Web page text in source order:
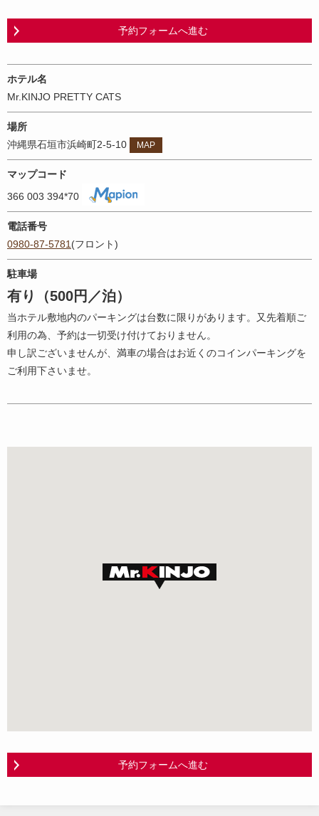
予約フォームへ進む
ホテル名
Mr.KINJO PRETTY CATS
場所
沖縄県石垣市浜崎町2-5-10
MAP
マップコード
366 003 394*70
電話番号
0980-87-5781 (フロント)
駐車場
有り（500円／泊）
当ホテル敷地内のパーキングは台数に限りがあります。又先着順ご
利用の為、予約は一切受け付けておりません。
申し訳ございませんが、満車の場合はお近くのコインパーキングを
ご利用下さいませ。
予約フォームへ進む